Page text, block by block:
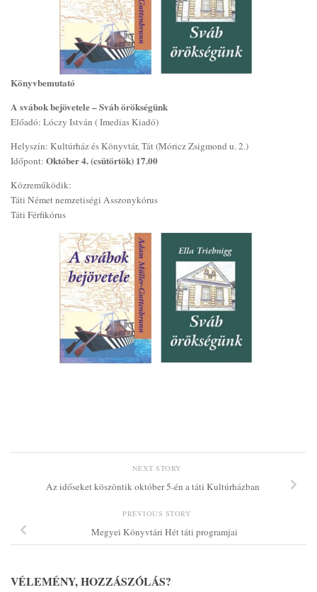
Könyvbemutató
A svábok bejövetele – Sváb örökségünk
Előadó: Lóczy István ( Imedias Kiadó)
Helyszín: Kultúrház és Könyvtár, Tát (Móricz Zsigmond u. 2.)
Időpont: Október 4. (csütörtök) 17.00
Közreműködik:
Táti Német nemzetiségi Asszonykórus
Táti Férfikórus
NEXT STORY
Az időseket köszöntik október 5-én a táti Kultúrházban
PREVIOUS STORY
Megyei Könyvtári Hét táti programjai
VÉLEMÉNY, HOZZÁSZÓLÁS?